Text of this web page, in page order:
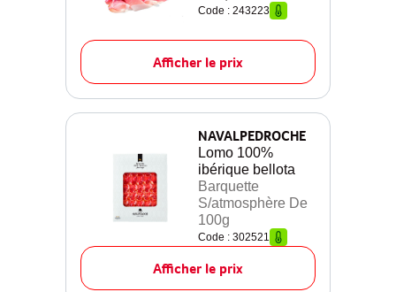
Code : 243223
Afficher le prix
NAVALPEDROCHE
Lomo 100%
ibérique bellota
Barquette
S/atmosphère De
100g
Code : 302521
Afficher le prix